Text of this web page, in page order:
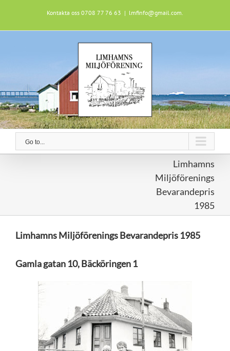
content
Kontakta oss 0708 77 76 63 | lmfinfo@gmail.com.
Go to...
Limhamns
Miljöförenings
Bevarandepris
1985
Limhamns Miljöförenings Bevarandepris 1985
Gamla gatan 10, Bäcköringen 1